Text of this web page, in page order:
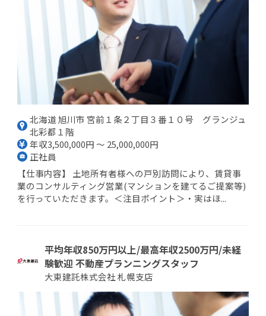
北海道 旭川市 宮前１条２丁目３番１０号 グランジュ
北彩都１階
年収3,500,000円 ～ 25,000,000円
正社員
【仕事内容】 土地所有者様への戸別訪問により、賃貸事
業のコンサルティング営業(マンションを建てるご提案等)
を行っていただきます。＜注目ポイント＞・実はほ...
平均年収850万円以上/最高年収2500万円/未経
験歓迎 不動産プランニングスタッフ
大東建託株式会社 札幌支店